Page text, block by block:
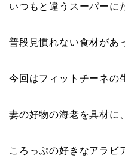
いつもと違うスーパーに
普段見慣れない食材があ
今回はフィットチーネの
妻の好物の海老を具材に、
ころっぷの好きなアラビ